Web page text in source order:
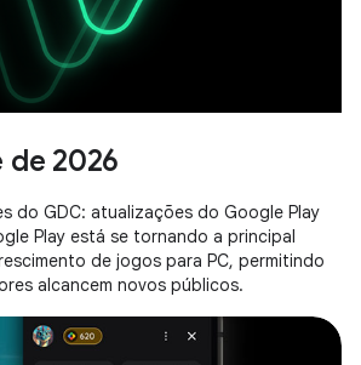
2026
do GDC: atualizações do Google Play
Play está se tornando a principal
de jogos para PC, permitindo
alcancem novos públicos.